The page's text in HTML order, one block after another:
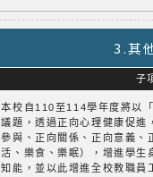
3.其
子
本校自110至114學年度將以
議題，透過正向心理健康促進
參與、正向關係、正向意義、
活、樂食、樂眠），增進學生
知能，並以此增進全校教職員